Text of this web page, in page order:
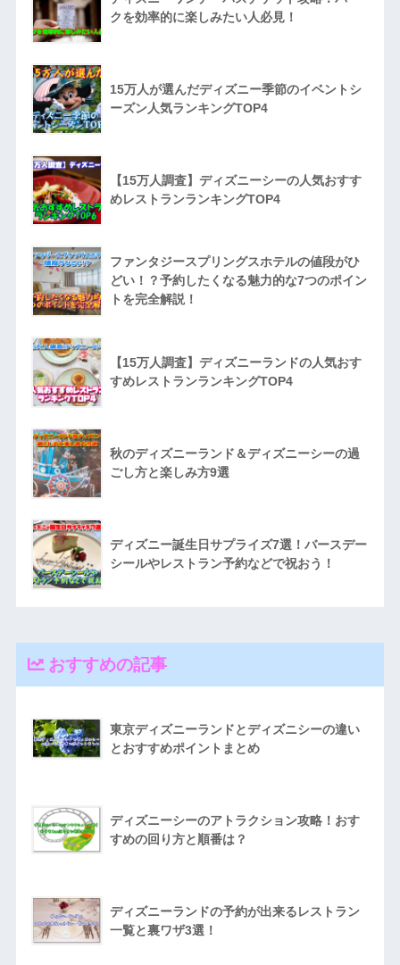
クを効率的に楽しみたい人必見！
15万人が選んだディズニー季節のイベントシ
ーズン人気ランキングTOP4
【15万人調査】ディズニーシーの人気おすす
めレストランランキングTOP4
ファンタジースプリングスホテルの値段がひ
どい！？予約したくなる魅力的な7つのポイン
トを完全解説！
【15万人調査】ディズニーランドの人気おす
すめレストランランキングTOP4
秋のディズニーランド＆ディズニーシーの過
ごし方と楽しみ方9選
ディズニー誕生日サプライズ7選！バースデー
シールやレストラン予約などで祝おう！
おすすめの記事
東京ディズニーランドとディズニシーの違い
とおすすめポイントまとめ
ディズニーシーのアトラクション攻略！おす
すめの回り方と順番は？
ディズニーランドの予約が出来るレストラン
一覧と裏ワザ3選！